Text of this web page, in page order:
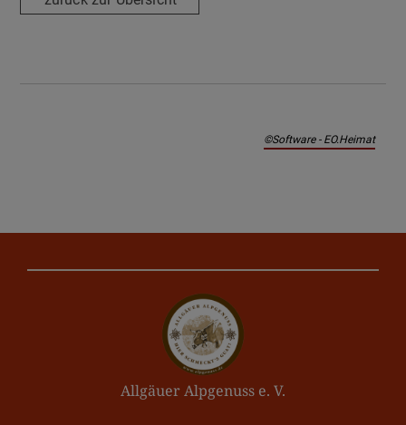
©Software - EO.Heimat
Allgäuer Alpgenuss e. V.